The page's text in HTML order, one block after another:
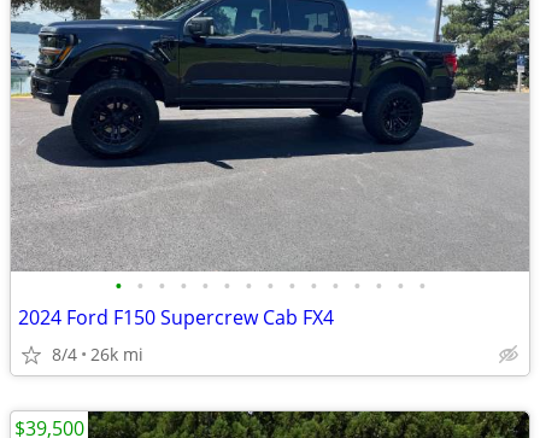
• • • • • • • • • • • • • • •
2024 Ford F150 Supercrew Cab FX4
8/4 26k mi
$39,500